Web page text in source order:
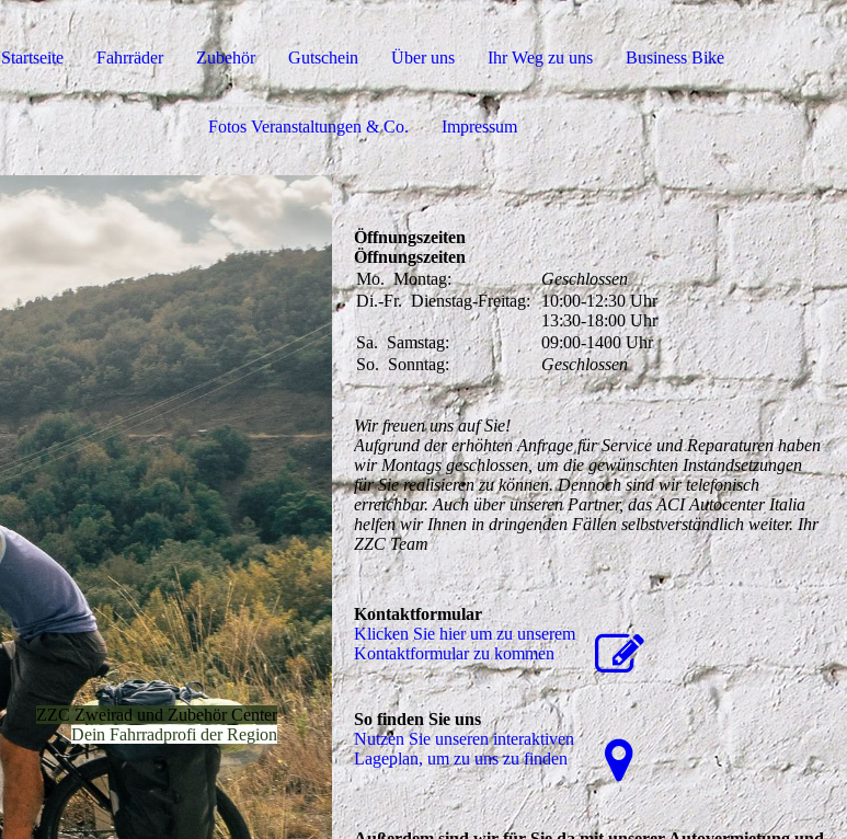
Startseite Fahrräder Zubehör Gutschein Über uns Ihr Weg zu uns Business Bike
Fotos Veranstaltungen & Co. Impressum
ZZC Zweirad und Zubehör Center
Dein Fahrradprofi der Region
Öffnungszeiten
Öffnungszeiten
Mo.Montag:
Geschlossen
Di.-Fr.Dienstag-Freitag:10:00-12:30Uhr
13:30-18:00Uhr
Sa.Samstag: 09:00-1400Uhr
So.Sonntag: Geschlossen
Wir freuen uns auf Sie!
Aufgrund der erhöhten Anfrage für Service und Reparaturen haben
wir Montags geschlossen, um die gewünschten Instandsetzungen
für Sie realisieren zu können. Dennoch sind wir telefonisch
erreichbar. Auch über unseren Partner, das ACI Autocenter Italia
helfen wir Ihnen in dringenden Fällen selbstverständlich weiter. Ihr
ZZC Team
Kontaktformular
Klicken Sie hier um zu unserem
Kon­takt­for­mu­lar zu kommen
So finden Sie uns
Nutzen Sie unseren interaktiven
La­ge­plan, um zu uns zu finden